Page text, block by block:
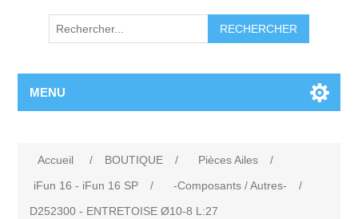
RECHERCHER
MENU
Accueil / BOUTIQUE / Pièces Ailes
/
iFun 16 - iFun 16 SP
/ -Composants / Autres-
/
D252300 - ENTRETOISE Ø10-8 L:27